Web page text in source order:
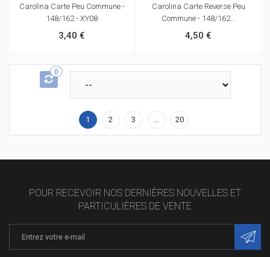
Carolina Carte Peu Commune -
148/162 - XY08
3,40 €
Carolina Carte Reverse Peu
Commune - 148/162...
4,50 €
0
1 2 3 20
POUR RECEVOIR NOS DERNIÈRES NOUVELLES ET
PARTICULIÈRES DE VENTE